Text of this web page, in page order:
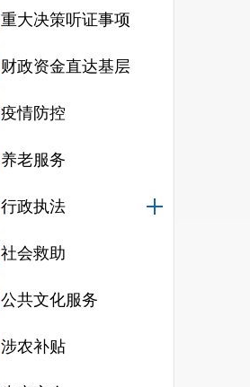
重大决策听证事项
财政资金直达基层
疫情防控
养老服务
行政执法
社会救助
公共文化服务
涉农补贴